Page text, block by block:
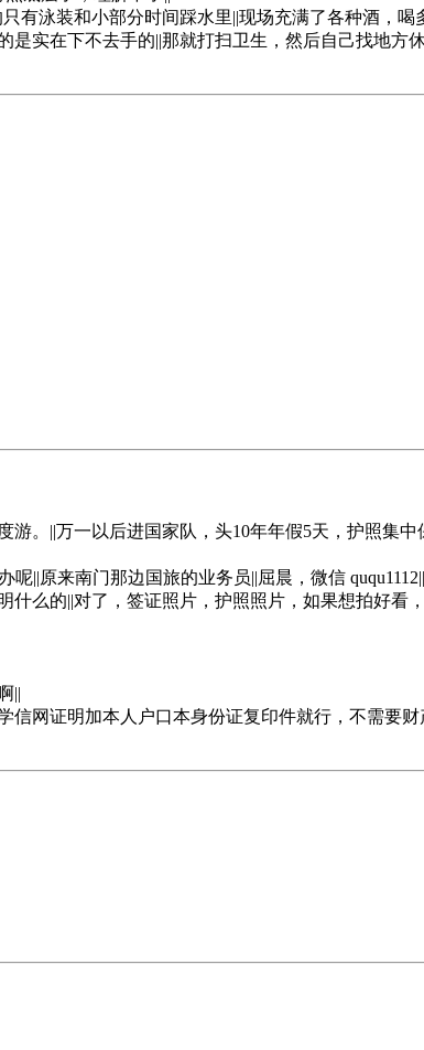
有泳装和小部分时间踩水里||现场充满了各种酒，
实在下不去手的||那就打扫卫生，然后自己找地方
。||万一以后进国家队，头10年年假5天，护照集
呢||原来南门那边国旅的业务员||屈晨，微信
么的||对了，签证照片，护照照片，如果想拍好
||
网证明加本人户口本身份证复印件就行，不需要